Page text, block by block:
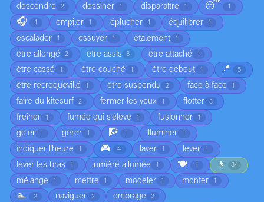
descendre 2 dessiner 1 disparaître 1 😴 1
🎧 1 empiler 1 éplucher 1 équilibrer 1
escalader 1 essuyer 1 étalement 1
être allongé 2 être assis 8 être attaché 1
être cassé 1 être couché 1 être debout 1 📍 5
être recroquevillé 1 être suspendu 2 face à face 1
faire du kitesurf 2 fermer les yeux 1 flotter 3
freiner 1 fumée qui s'élève 1 fusionner 1
geler 1 gérer 1 🧗 1 illuminer 1
indiquer l'heure 1 🎮 4 laver 1 lever 1
lever les bras 1 lumière allumée 1 🍽️ 1 🚶 34
mélange 1 mettre 1 modeler 1 monter 1
🏊 2 naviguer 2 ombrage 2